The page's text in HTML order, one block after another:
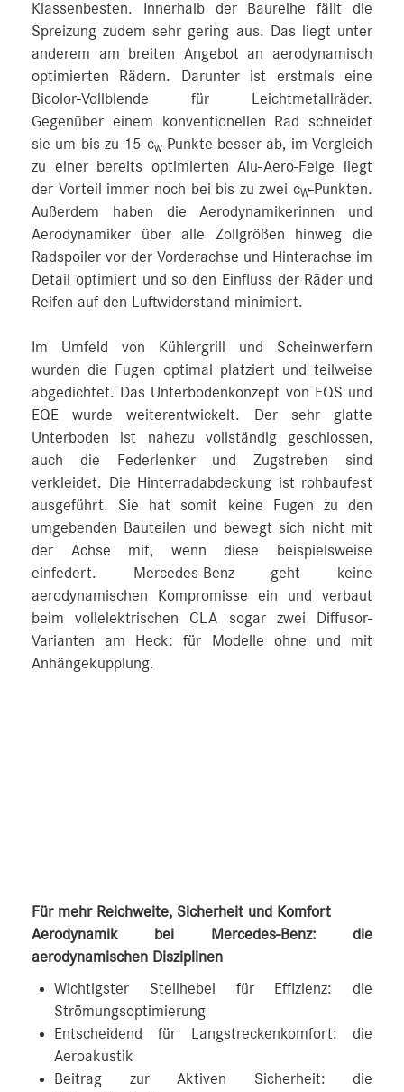
Klassenbesten. Innerhalb der Baureihe fällt die
Spreizung zudem sehr gering aus. Das liegt unter
anderem am breiten Angebot an aerodynamisch
optimierten Rädern. Darunter ist erstmals eine
Bicolor-Vollblende für Leichtmetallräder.
Gegenüber einem konventionellen Rad schneidet
sie um bis zu 15 cw-Punkte besser ab, im Vergleich
zu einer bereits optimierten Alu-Aero-Felge liegt
der Vorteil immer noch bei bis zu zwei cW-Punkten.
Außerdem haben die Aerodynamikerinnen und
Aerodynamiker über alle Zollgrößen hinweg die
Radspoiler vor der Vorderachse und Hinterachse im
Detail optimiert und so den Einfluss der Räder und
Reifen auf den Luftwiderstand minimiert.
Im Umfeld von Kühlergrill und Scheinwerfern
wurden die Fugen optimal platziert und teilweise
abgedichtet. Das Unterbodenkonzept von EQS und
EQE wurde weiterentwickelt. Der sehr glatte
Unterboden ist nahezu vollständig geschlossen,
auch die Federlenker und Zugstreben sind
verkleidet. Die Hinterradabdeckung ist rohbaufest
ausgeführt. Sie hat somit keine Fugen zu den
umgebenden Bauteilen und bewegt sich nicht mit
der Achse mit, wenn diese beispielsweise
einfedert. Mercedes-Benz geht keine
aerodynamischen Kompromisse ein und verbaut
beim vollelektrischen CLA sogar zwei Diffusor-
Varianten am Heck: für Modelle ohne und mit
Anhängekupplung.
Für mehr Reichweite, Sicherheit und Komfort
Aerodynamik bei Mercedes-Benz: die
aerodynamischen Disziplinen
Wichtigster Stellhebel für Effizienz: die
Strömungsoptimierung
Entscheidend für Langstreckenkomfort: die
Aeroakustik
Beitrag zur Aktiven Sicherheit: die